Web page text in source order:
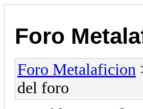
Foro
Foro Metalaficion
del foro